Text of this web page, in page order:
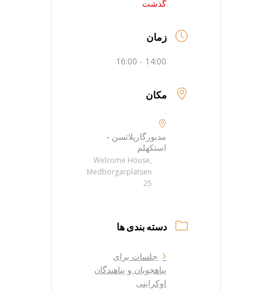
گذشت
زمان
14:00 - 16:00
مکان
مدبورگارپلاتسن -
استکهلم
Welcome House,
Medborgarplatsen
25
دسته بندی ها
جلسات برای
پناهجویان و پناهندگان
اوکراینی